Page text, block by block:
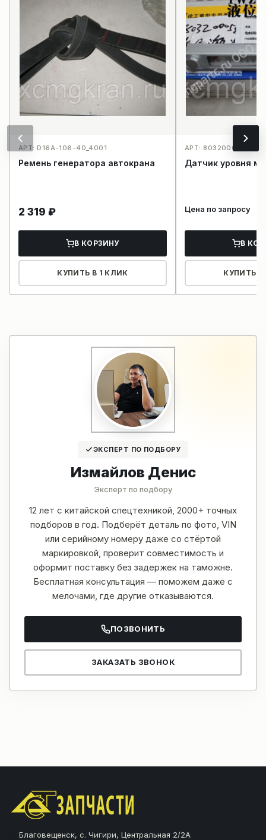
АРТ: D16А-106-40_4001
Ремень генератора автокрана
2 319 ₽
В КОРЗИНУ
КУПИТЬ В 1 КЛИК
АРТ:
Датчик уровня
Цена по запросу
В
КУПИТЬ В
ЭКСПЕРТ ПО ПОДБОРУ
Измайлов Денис
Эксперт по подбору
12 лет с китайской спецтехникой, 2000+ точных
подборов в год. Подберёт деталь по фото, VIN
или серийному номеру даже со стёртой
маркировкой, проверит совместимость и
оформит поставку без задержек на таможне.
Бесплатная консультация — поможем даже с
мелочами, где другие отказываются.
ПОЗВОНИТЬ
ЗАКАЗАТЬ ЗВОНОК
Благовещенск, с. Чигири, Центральная 2/2А